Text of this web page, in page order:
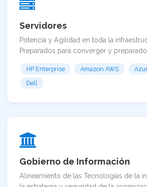
Servidores
Potencia y Agilidad en toda la
Preparados para converger y
HP Enterprise Amazon AWS
Dell
Gobierno de Información
Alineamiento de las Tecnologías de la